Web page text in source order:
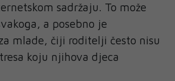
sadržaju. To može
a posebno je
mlade, čiji roditelji često nisu
koju njihova djeca